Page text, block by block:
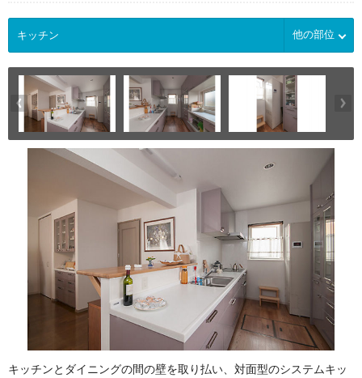
他の部位
キッチンとダイニングの間の壁を取り払い、対面型のシステムキッ